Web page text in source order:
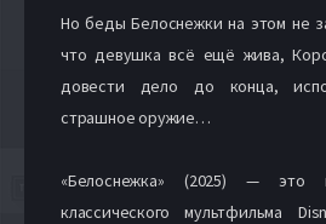
Но беды Белоснежки на этом не
что девушка всё ещё жива,
довести дело до конца,
страшное оружие…
«Белоснежка» (2025) — это
классического мультфильма